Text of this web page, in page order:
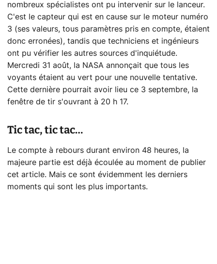
nombreux spécialistes ont pu intervenir sur le lanceur.
C'est le capteur qui est en cause sur le moteur numéro
3 (ses valeurs, tous paramètres pris en compte, étaient
donc erronées), tandis que techniciens et ingénieurs
ont pu vérifier les autres sources d'inquiétude.
Mercredi 31 août, la NASA annonçait que tous les
voyants étaient au vert pour une nouvelle tentative.
Cette dernière pourrait avoir lieu ce 3 septembre, la
fenêtre de tir s'ouvrant à 20 h 17.
Tic tac, tic tac…
Le compte à rebours durant environ 48 heures, la
majeure partie est déjà écoulée au moment de publier
cet article. Mais ce sont évidemment les derniers
moments qui sont les plus importants.